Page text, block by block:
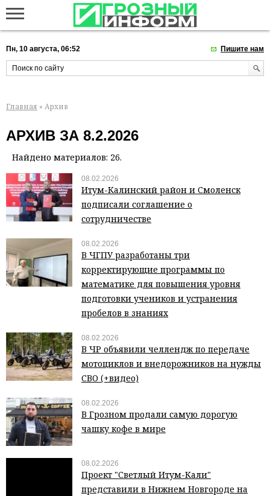
Пн, 10 августа, 06:52 Пишите нам
Главная » Архив
АРХИВ ЗА 8.2.2026
Найдено материалов: 26.
08.02.2026
Итум-Калинский район и Смоленск
подписали соглашение о
сотрудничестве
08.02.2026
В ЧГПУ разработаны три
корректирующие программы по
математике для повышения уровня
подготовки учеников и устранения
пробелов в знаниях
08.02.2026
В ЧР объявили челлендж по передаче
мотоциклов и внедорожников на нужды
СВО (+видео)
08.02.2026
В Грозном продали самую дорогую
чашку кофе в мире
08.02.2026
Проект "Светлый Итум-Кали"
представили в Нижнем Новгороде на